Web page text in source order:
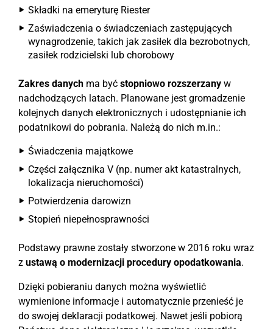
Składki na emeryturę Riester
Zaświadczenia o świadczeniach zastępujących
wynagrodzenie, takich jak zasiłek dla bezrobotnych,
zasiłek rodzicielski lub chorobowy
Zakres danych ma być stopniowo rozszerzany w
nadchodzących latach. Planowane jest gromadzenie
kolejnych danych elektronicznych i udostępnianie ich
podatnikowi do pobrania. Należą do nich m.in.:
Świadczenia majątkowe
Części załącznika V (np. numer akt katastralnych,
lokalizacja nieruchomości)
Potwierdzenia darowizn
Stopień niepełnosprawności
Podstawy prawne zostały stworzone w 2016 roku wraz
z ustawą o modernizacji procedury opodatkowania.
Dzięki pobieraniu danych można wyświetlić
wymienione informacje i automatycznie przenieść je
do swojej deklaracji podatkowej. Nawet jeśli pobiorą